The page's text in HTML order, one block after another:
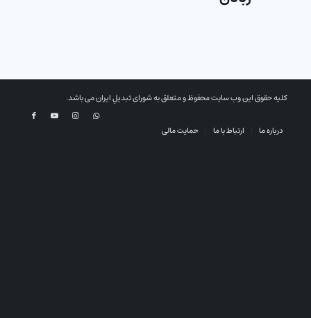
کلیه حقوق این وب سایت محفوظ و متعلق به شورای تبدیلِ ایران می باشد.
درباره ما ارتباط با ما حمایت مالی